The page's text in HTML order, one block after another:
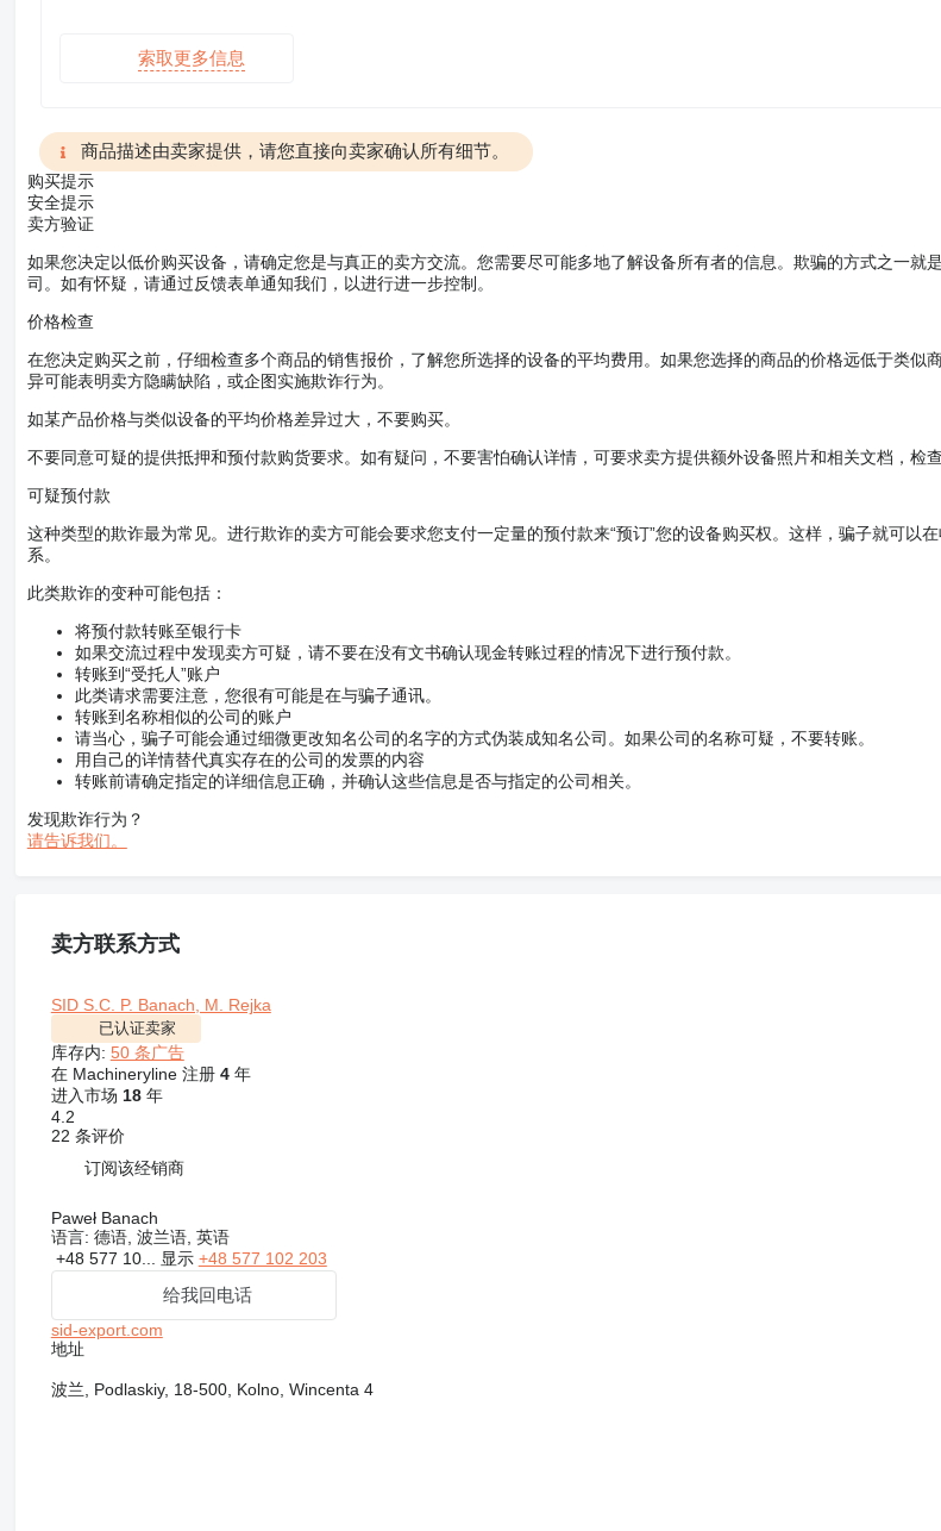
索取更多信息
商品描述由卖家提供，请您直接向卖家确认所有细节。
购买提示
安全提示
卖方验证
如果您决定以低价购买设备，请确定您是与真正的卖方交流。您需要尽可能多地了解设备所有者的信息。欺骗的方式之一就
司。如有怀疑，请通过反馈表单通知我们，以进行进一步控制。
价格检查
在您决定购买之前，仔细检查多个商品的销售报价，了解您所选择的设备的平均费用。如果您选择的商品的价格远低于类似
异可能表明卖方隐瞒缺陷，或企图实施欺诈行为。
如某产品价格与类似设备的平均价格差异过大，不要购买。
不要同意可疑的提供抵押和预付款购货要求。如有疑问，不要害怕确认详情，可要求卖方提供额外设备照片和相关文档，检
可疑预付款
这种类型的欺诈最为常见。进行欺诈的卖方可能会要求您支付一定量的预付款来“预订”您的设备购买权。这样，骗子就可以
系。
此类欺诈的变种可能包括：
将预付款转账至银行卡
如果交流过程中发现卖方可疑，请不要在没有文书确认现金转账过程的情况下进行预付款。
转账到“受托人”账户
此类请求需要注意，您很有可能是在与骗子通讯。
转账到名称相似的公司的账户
请当心，骗子可能会通过细微更改知名公司的名字的方式伪装成知名公司。如果公司的名称可疑，不要转账。
用自己的详情替代真实存在的公司的发票的内容
转账前请确定指定的详细信息正确，并确认这些信息是否与指定的公司相关。
发现欺诈行为？
请告诉我们。
卖方联系方式
SID S.C. P. Banach, M. Rejka
已认证卖家
库存内: 50 条广告
在 Machineryline 注册 4年
进入市场 18年
4.2
22 条评价
订阅该经销商
Paweł Banach
语言: 德语, 波兰语, 英语
+48 577 10... 显示 +48 577 102 203
给我回电话
sid-export.com
地址
波兰, Podlaskiy, 18-500, Kolno, Wincenta 4